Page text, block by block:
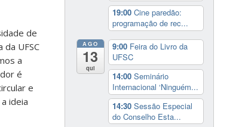
de
UFSC
a
é
e
ideia
19:00 Cine paredão:
programação de rec...
AGO
13
qui
9:00 Feira do Livro da
UFSC
14:00 Seminário
Internacional ‘Ninguém...
14:30 Sessão Especial
do Conselho Esta...